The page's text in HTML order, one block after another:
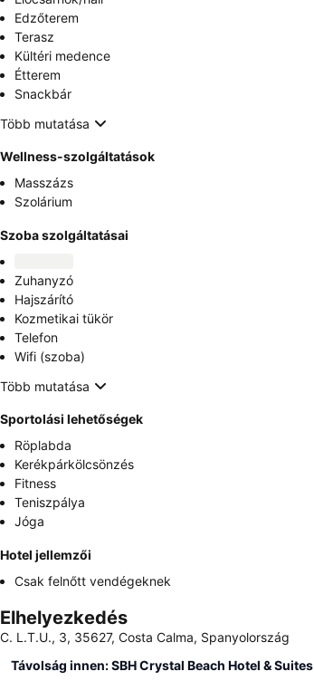
Edzőterem
Terasz
Kültéri medence
Étterem
Snackbár
Több mutatása
Wellness-szolgáltatások
Masszázs
Szolárium
Szoba szolgáltatásai
Zuhanyzó
Hajszárító
Kozmetikai tükör
Telefon
Wifi (szoba)
Több mutatása
Sportolási lehetőségek
Röplabda
Kerékpárkölcsönzés
Fitness
Teniszpálya
Jóga
Hotel jellemzői
Csak felnőtt vendégeknek
Elhelyezkedés
C. L.T.U., 3, 35627, Costa Calma, Spanyolország
Távolság innen: SBH Crystal Beach Hotel & Suites